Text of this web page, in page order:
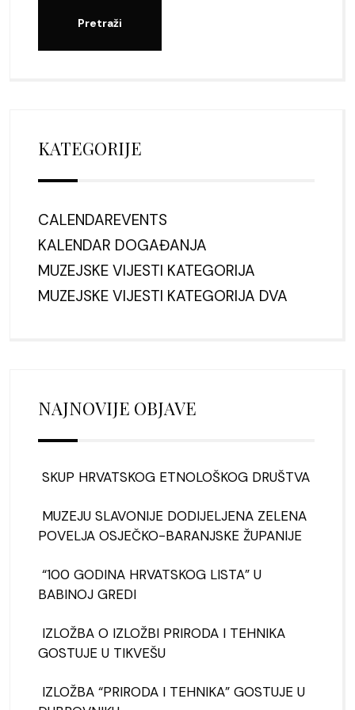
KATEGORIJE
CALENDAREVENTS
KALENDAR DOGAĐANJA
MUZEJSKE VIJESTI KATEGORIJA
MUZEJSKE VIJESTI KATEGORIJA DVA
NAJNOVIJE OBJAVE
SKUP HRVATSKOG ETNOLOŠKOG DRUŠTVA
MUZEJU SLAVONIJE DODIJELJENA ZELENA
POVELJA OSJEČKO-BARANJSKE ŽUPANIJE
“100 GODINA HRVATSKOG LISTA” U
BABINOJ GREDI
IZLOŽBA O IZLOŽBI PRIRODA I TEHNIKA
GOSTUJE U TIKVEŠU
IZLOŽBA “PRIRODA I TEHNIKA” GOSTUJE U